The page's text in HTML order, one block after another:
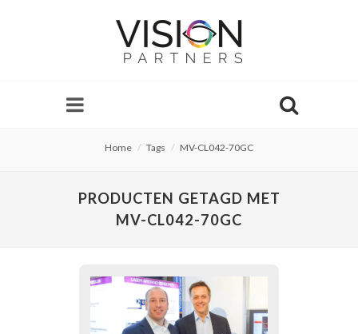
Home Tags MV-CL042-70GC
PRODUCTEN GETAGD MET
MV-CL042-70GC